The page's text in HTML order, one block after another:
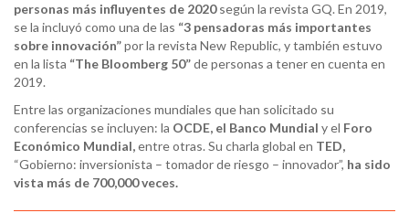
personas más influyentes de 2020según la revista GQ. En 2019,
se la incluyó como una de las “3 pensadoras más importantes
sobre innovación”por la revista New Republic, y también estuvo
en la lista “The Bloomberg 50”de personas a tener en cuenta en
2019.
Entre las organizaciones mundiales que han solicitado su
conferencias se incluyen: la OCDE, el Banco Mundial y el Foro
Económico Mundial,entre otras. Su charla global en TED,
“Gobierno: inversionista – tomador de riesgo – innovador”, ha sido
vista más de 700,000 veces.